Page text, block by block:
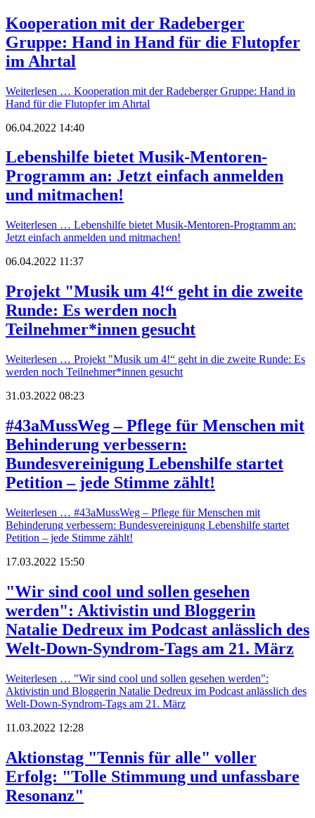
Kooperation mit der Radeberger
Gruppe: Hand in Hand für die Flutopfer
im Ahrtal
Weiterlesen … Kooperation mit der Radeberger Gruppe: Hand in
Hand für die Flutopfer im Ahrtal
06.04.2022 14:40
Lebenshilfe bietet Musik-Mentoren-
Programm an: Jetzt einfach anmelden
und mitmachen!
Weiterlesen … Lebenshilfe bietet Musik-Mentoren-Programm an:
Jetzt einfach anmelden und mitmachen!
06.04.2022 11:37
Projekt "Musik um 4!“ geht in die zweite
Runde: Es werden noch
Teilnehmer*innen gesucht
Weiterlesen … Projekt "Musik um 4!“ geht in die zweite Runde: Es
werden noch Teilnehmer*innen gesucht
31.03.2022 08:23
#43aMussWeg – Pflege für Menschen mit
Behinderung verbessern:
Bundesvereinigung Lebenshilfe startet
Petition – jede Stimme zählt!
Weiterlesen … #43aMussWeg – Pflege für Menschen mit
Behinderung verbessern: Bundesvereinigung Lebenshilfe startet
Petition – jede Stimme zählt!
17.03.2022 15:50
"Wir sind cool und sollen gesehen
werden": Aktivistin und Bloggerin
Natalie Dedreux im Podcast anlässlich des
Welt-Down-Syndrom-Tags am 21. März
Weiterlesen … "Wir sind cool und sollen gesehen werden":
Aktivistin und Bloggerin Natalie Dedreux im Podcast anlässlich des
Welt-Down-Syndrom-Tags am 21. März
11.03.2022 12:28
Aktionstag "Tennis für alle" voller
Erfolg: "Tolle Stimmung und unfassbare
Resonanz"